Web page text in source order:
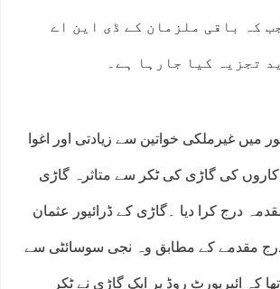
کہ باقی ملزمان کے ڈی این اے
تجزیہ کیا جارہا ہے۔
میں غیرملکی خواتین سے زیادتی اور اغوا
کی گاڑی کی ٹکر سے متاثرہ گاڑی
درج کرا دیا ۔گاڑی کے ڈرائیور عثمان
مقدمے کے مطابق وہ نجی سوسائٹی سے
کہ ائیرپورٹ روڈ پر ایک گاڑی نے ٹکر